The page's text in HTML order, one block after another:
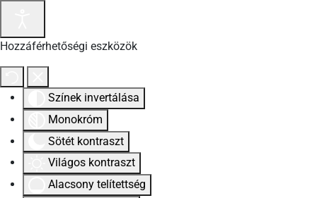
Hozzáférhetőségi eszközök
Színek invertálása
Monokróm
Sötét kontraszt
Világos kontraszt
Alacsony telítettség